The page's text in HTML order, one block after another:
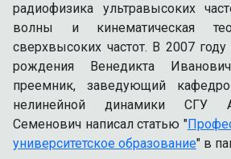
радиофизика ультравысоких
волны и кинематическая
сверхвысоких частот. В 2007
рождения Венедикта
преемник, заведующий
нелинейной динамики СГУ
Семенович написал статью "
университетское образование" в